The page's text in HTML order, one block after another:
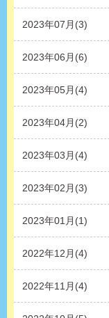
2023年07月(3)
2023年06月(6)
2023年05月(4)
2023年04月(2)
2023年03月(4)
2023年02月(3)
2023年01月(1)
2022年12月(4)
2022年11月(4)